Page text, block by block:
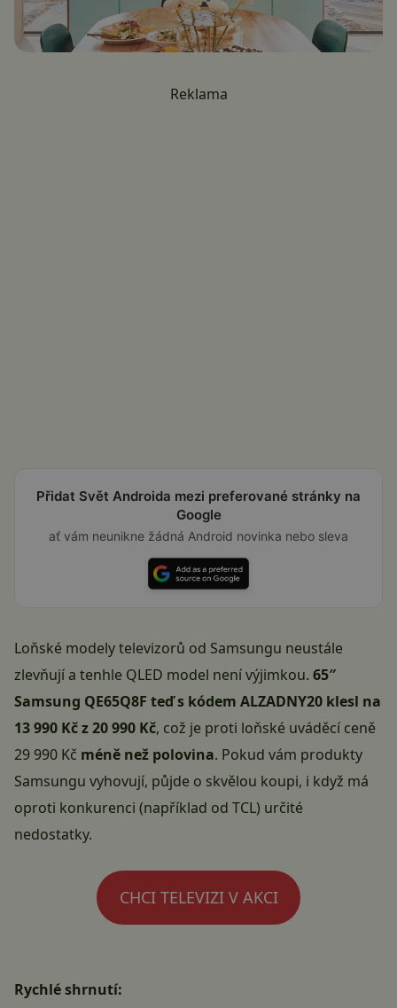
Reklama
Přidat Svět Androida mezi preferované stránky na
Google
ať vám neunikne žádná Android novinka nebo sleva
Loňské modely televizorů od Samsungu neustále
zlevňují a tenhle QLED model není výjimkou. 65″
Samsung QE65Q8F teď s kódem ALZADNY20 klesl na
13 990 Kč z 20 990 Kč, což je proti loňské uváděcí ceně
29 990 Kč méně než polovina. Pokud vám produkty
Samsungu vyhovují, půjde o skvělou koupi, i když má
oproti konkurenci (například od TCL) určité
nedostatky.
CHCI TELEVIZI V AKCI
Rychlé shrnutí: